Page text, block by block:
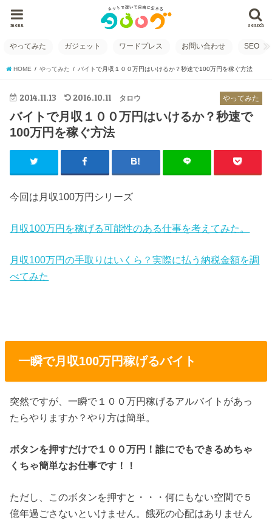
search
menu
やってみた ガジェット ワードプレス お問い合わせ SEO
HOME やってみた バイトで月収１００万円はいけるか？秒速で100万円を稼ぐ方法
やってみた
2014.11.13 2016.10.11 タロウ
バイトで月収１００万円はいけるか？秒速で
100万円を稼ぐ方法
今回は月収100万円シリーズ
月収100万円を稼げる可能性のある仕事を考えてみた。
月収100万円の手取りはいくら？実際に払う納税金額を調
べてみた
一瞬で月収100万円稼げるバイト
突然ですが、一瞬で１００万円稼げるアルバイトがあっ
たらやりますか？やり方は簡単。
ボタンを押すだけで１００万円！誰にでもできるめちゃ
くちゃ簡単なお仕事です！！
ただし、このボタンを押すと・・・何にもない空間で５
億年過ごさないといけません。餓死の心配はありません